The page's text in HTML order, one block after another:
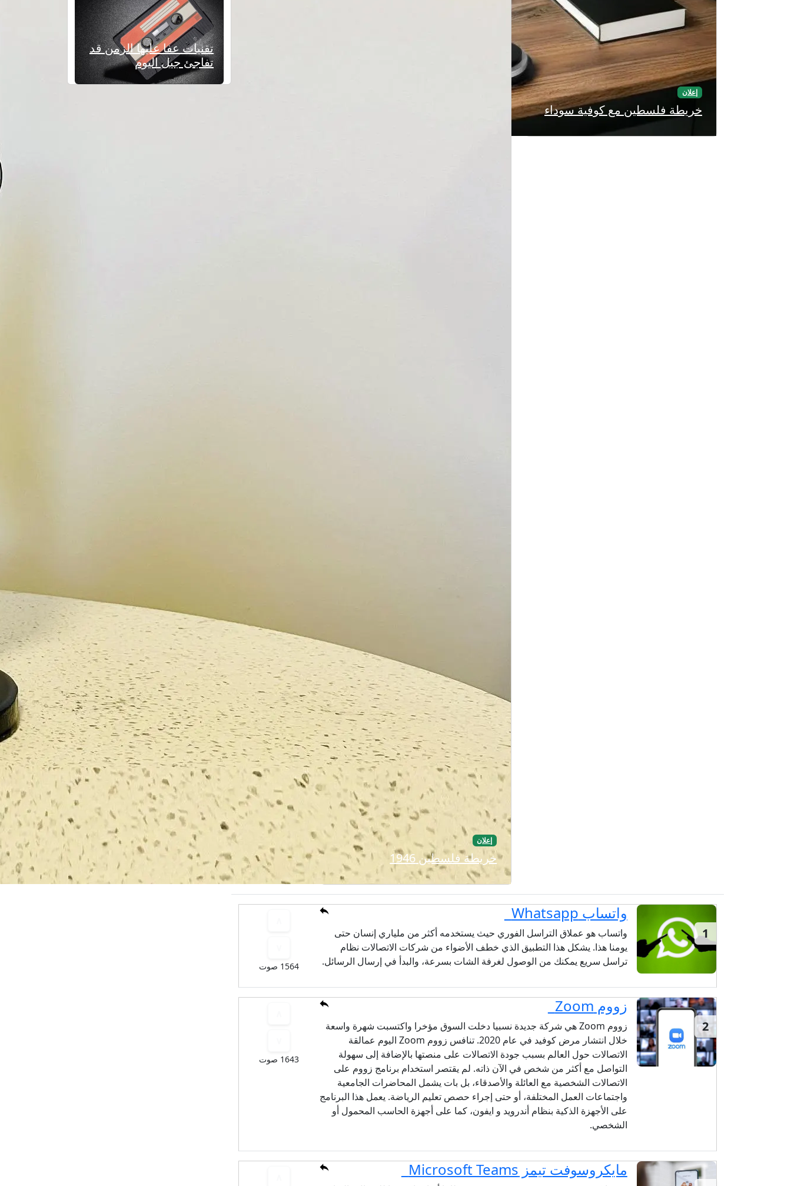
إعلان
خريطة فلسطين مع كوفية سوداء
إعلان
خريطة فلسطين 1946
1
واتساب Whatsapp
واتساب هو عملاق التراسل الفوري حيث يستخدمه أكثر من ملياري إنسان حتى
يومنا هذا. يشكل هذا التطبيق الذي خطف الأضواء من شركات الاتصالات نظام
تراسل سريع يمكنك من الوصول لغرفة الشات بسرعة، والبدأ في إرسال الرسائل.
1564 صوت
2
زووم Zoom
زووم Zoom هي شركة جديدة نسبيا دخلت السوق مؤخرا واكتسبت شهرة واسعة
خلال انتشار مرض كوفيد في عام 2020. تنافس زووم Zoom اليوم عمالقة
الاتصالات حول العالم بسبب جودة الاتصالات على منصتها بالإضافة إلى سهولة
التواصل مع أكثر من شخص في الآن ذاته. لم يقتصر استخدام برنامج زووم على
الاتصالات الشخصية مع العائلة والأصدقاء، بل بات يشمل المحاضرات الجامعية
واجتماعات العمل المختلفة، أو حتى إجراء حصص تعليم الرياضة. يعمل هذا البرنامج
على الأجهزة الذكية بنظام أندرويد و ايفون، كما على أجهزة الحاسب المحمول أو
الشخصي.
1643 صوت
مايكروسوفت تيمز Microsoft Teams
تقنيات عفا عليها الزمن قد
تفاجئ جيل اليوم